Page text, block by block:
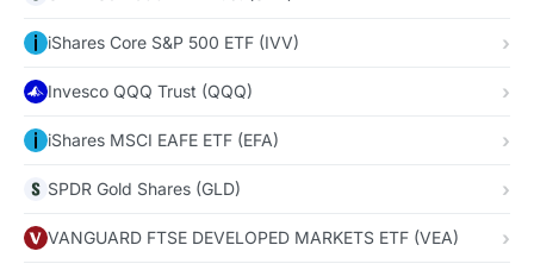
iShares Core S&P 500 ETF (IVV)
Invesco QQQ Trust (QQQ)
iShares MSCI EAFE ETF (EFA)
SPDR Gold Shares (GLD)
VANGUARD FTSE DEVELOPED MARKETS ETF (VEA)